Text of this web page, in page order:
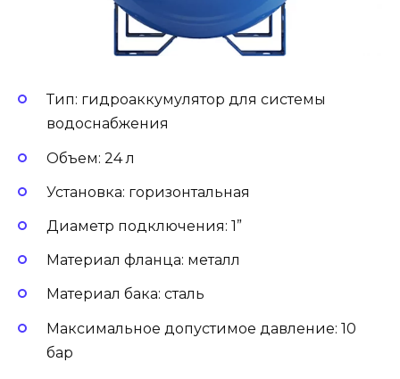
Тип: гидроаккумулятор для системы
водоснабжения
Объем: 24 л
Установка: горизонтальная
Диаметр подключения: 1”
Материал фланца: металл
Материал бака: сталь
Максимальное допустимое давление: 10
бар